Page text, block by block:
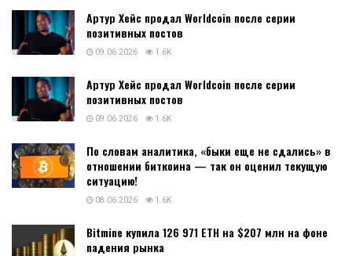
Артур Хейс продал Worldcoin после серии
позитивных постов
09.06.2026 1.6K
Артур Хейс продал Worldcoin после серии
позитивных постов
09.06.2026 1.6K
По словам аналитика, «быки еще не сдались» в
отношении биткоина — так он оценил текущую
ситуацию!
08.06.2026 1.6K
Bitmine купила 126 971 ETH на $207 млн на фоне
падения рынка